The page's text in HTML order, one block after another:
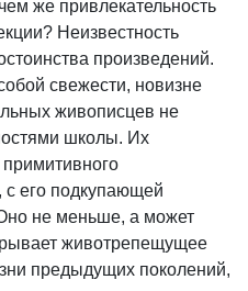
же привлекательность
Неизвестность
произведений.
свежести, новизне
живописцев не
школы. Их
с его подкупающей
не меньше, а может
животрепещущее
предыдущих поколений,